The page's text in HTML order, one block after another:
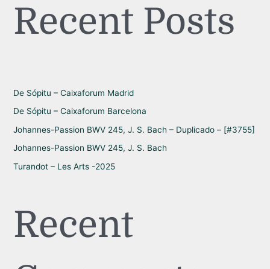
c
r
:
Recent Posts
De Sópitu – Caixaforum Madrid
De Sópitu – Caixaforum Barcelona
Johannes-Passion BWV 245, J. S. Bach – Duplicado – [#3755]
Johannes-Passion BWV 245, J. S. Bach
Turandot – Les Arts -2025
Recent